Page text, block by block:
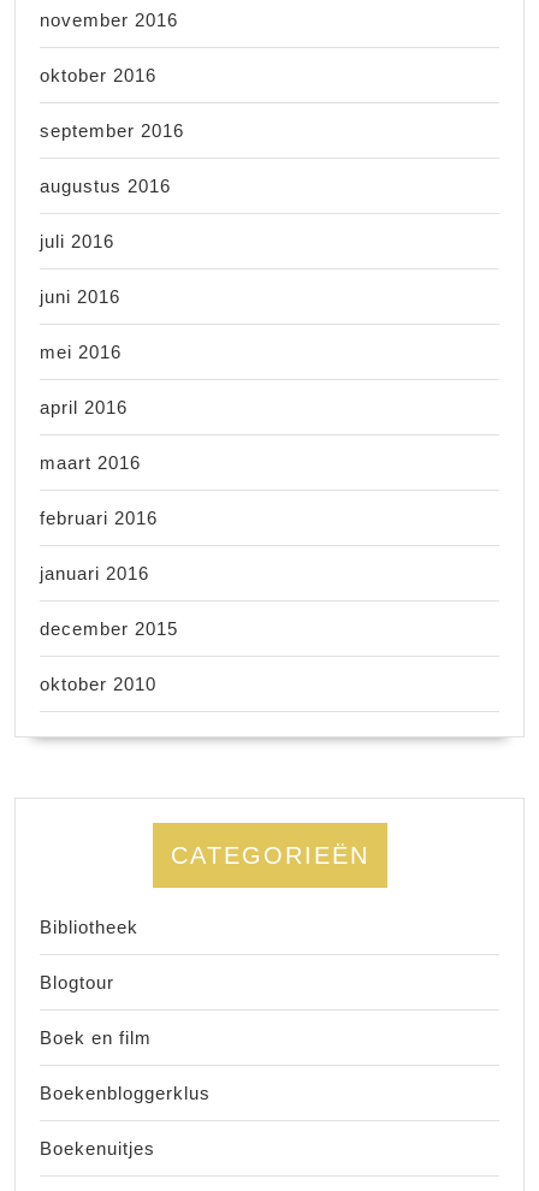
november 2016
oktober 2016
september 2016
augustus 2016
juli 2016
juni 2016
mei 2016
april 2016
maart 2016
februari 2016
januari 2016
december 2015
oktober 2010
CATEGORIEËN
Bibliotheek
Blogtour
Boek en film
Boekenbloggerklus
Boekenuitjes